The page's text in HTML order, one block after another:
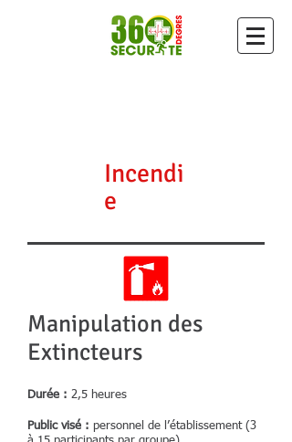
Incendi
e
Manipulation des
Extincteurs
Durée : 2,5 heures
Public visé : personnel de l’établissement (3